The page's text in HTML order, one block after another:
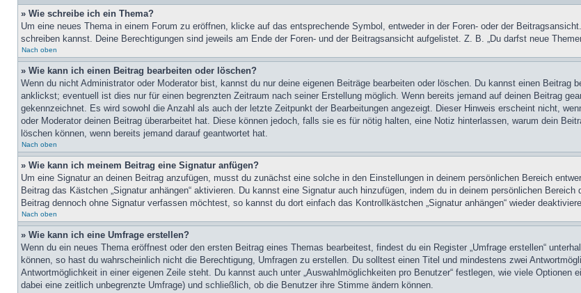
» Wie schreibe ich ein Thema?
Um eine neues Thema in einem Forum zu eröffnen, klicke auf das entsprechende Symbol, entweder in der Foren- oder der
schreiben kannst. Deine Berechtigungen sind jeweils am Ende der Foren- und der Beitragsansicht aufgelistet. Z. B. „Du darfst neue
Nach oben
» Wie kann ich einen Beitrag bearbeiten oder löschen?
Wenn du nicht Administrator oder Moderator bist, kannst du nur deine eigenen Beiträge bearbeiten oder löschen. Du kannst einen Beitrag
anklickst; eventuell ist dies nur für einen begrenzten Zeitraum nach seiner Erstellung möglich. Wenn bereits jemand auf deinen Beitrag
gekennzeichnet. Es wird sowohl die Anzahl als auch der letzte Zeitpunkt der Bearbeitungen angezeigt. Dieser Hinweis erscheint nicht,
oder Moderator deinen Beitrag überarbeitet hat. Diese können jedoch, falls sie es für nötig halten, eine Notiz hinterlassen, warum dein
löschen können, wenn bereits jemand darauf geantwortet hat.
Nach oben
» Wie kann ich meinem Beitrag eine Signatur anfügen?
Um eine Signatur an deinen Beitrag anzufügen, musst du zunächst eine solche in den Einstellungen in deinem persönlichen Bereich
Beitrag das Kästchen „Signatur anhängen“ aktivieren. Du kannst eine Signatur auch hinzufügen, indem du in deinem persönlichen
Beitrag dennoch ohne Signatur verfassen möchtest, so kannst du dort einfach das Kontrollkästchen „Signatur anhängen“ wieder
Nach oben
» Wie kann ich eine Umfrage erstellen?
Wenn du ein neues Thema eröffnest oder den ersten Beitrag eines Themas bearbeitest, findest du ein Register „Umfrage erstellen“
können, so hast du wahrscheinlich nicht die Berechtigung, Umfragen zu erstellen. Du solltest einen Titel und mindestens zwei
Antwortmöglichkeit in einer eigenen Zeile steht. Du kannst auch unter „Auswahlmöglichkeiten pro Benutzer“ festlegen, wie viele
dabei eine zeitlich unbegrenzte Umfrage) und schließlich, ob die Benutzer ihre Stimme ändern können.